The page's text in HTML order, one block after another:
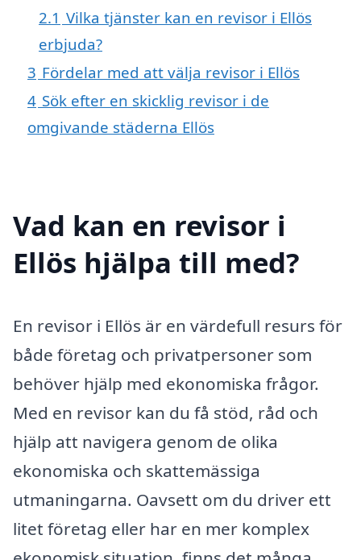
2.1 Vilka tjänster kan en revisor i Ellös
erbjuda?
3 Fördelar med att välja revisor i Ellös
4 Sök efter en skicklig revisor i de
omgivande städerna Ellös
Vad kan en revisor i
Ellös hjälpa till med?
En revisor i Ellös är en värdefull resurs för
både företag och privatpersoner som
behöver hjälp med ekonomiska frågor.
Med en revisor kan du få stöd, råd och
hjälp att navigera genom de olika
ekonomiska och skattemässiga
utmaningarna. Oavsett om du driver ett
litet företag eller har en mer komplex